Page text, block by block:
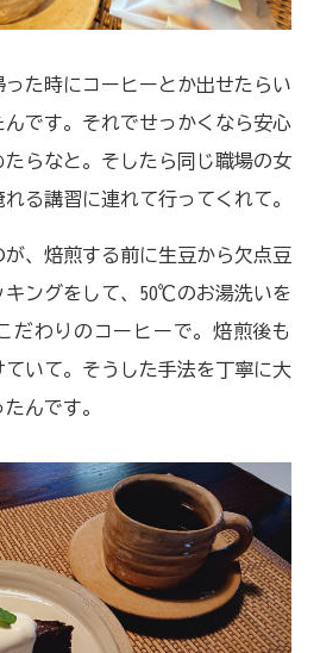
た時にコーヒーとか出せたらい
です。それでせっかくなら安心
らなと。そしたら同じ職場の女
る講習に連れて行ってくれて。
、焙煎する前に生豆から欠点豆
キングをして、50℃のお湯洗いを
だわりのコーヒーで。焙煎後も
いて。そうした手法を丁寧に大
んです。